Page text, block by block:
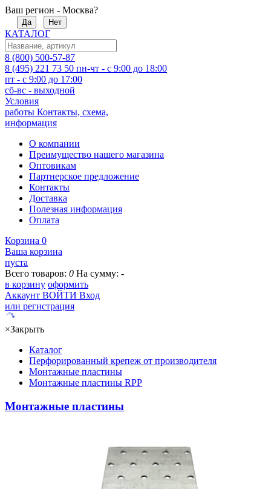
Ваш регион - Москва?
Да Нет
КАТАЛОГ
8 (800) 500-57-87
8 (495) 221 73 50 пн-чт - с 9:00 до 18:00
пт - с 9:00 до 17:00
сб-вс - выходной
Условия
работы Контакты, схема,
информация
О компании
Преимущество нашего магазина
Оптовикам
Партнерское предложение
Контакты
Доставка
Полезная информация
Оплата
Корзина 0
Ваша корзина
пуста
Всего товаров: 0 На сумму: -
в корзину оформить
Аккаунт ВОЙТИ Вход
или регистрация
×Закрыть
Каталог
Перфорированный крепеж от производителя
Монтажные пластины
Монтажные пластины RPP
Монтажные пластины